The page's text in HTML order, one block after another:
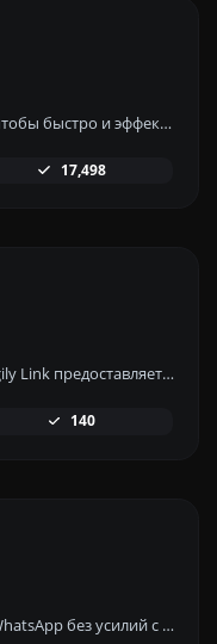
Используйте наш инструмент ping, чтобы быстро и эффективно проверить статус и время отклика любого веб-сайта, сервера или порта.
17,498
Инструмент поиска IP-адресов от Digily Link предоставляет подробную информацию о любом IP-адресе. Используйте этот бесплатный онлайн-сервис, чтобы получить полные данные об IP.
140
Создавайте ссылки для сообщений WhatsApp без усилий с помощью нашего инструмента генерации ссылок WhatsApp для мгновенной связи.